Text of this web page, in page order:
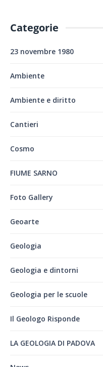
Categorie
23 novembre 1980
Ambiente
Ambiente e diritto
Cantieri
Cosmo
FIUME SARNO
Foto Gallery
Geoarte
Geologia
Geologia e dintorni
Geologia per le scuole
Il Geologo Risponde
LA GEOLOGIA DI PADOVA